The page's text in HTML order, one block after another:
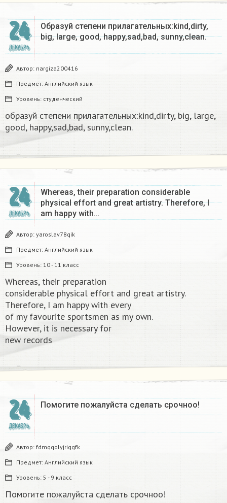
24
ДЕКАБРЬ
Образуй степени прилагательных:kind,dirty,
big, large, good, happy,sad,bad, sunny,clean.​
Автор: nargiza200416
Предмет: Английский язык
Уровень: студенческий
образуй степени прилагательных:kind,dirty, big, large,
good, happy,sad,bad, sunny,clean.​
24
ДЕКАБРЬ
Whereas, their preparation considerable
physical effort and great artistry. Therefore, I
am happy with…
Автор: yaroslav78qik
Предмет: Английский язык
Уровень: 10 - 11 класс
Whereas, their preparation
considerable physical effort and great artistry.
Therefore, I am happy with every
of my favourite sportsmen as my own.
However, it is necessary for
new records​
24
ДЕКАБРЬ
Помогите пожалуйста сделать срочноо! ​
Автор: fdmqqolyjriggfk
Предмет: Английский язык
Уровень: 5 - 9 класс
Помогите пожалуйста сделать срочноо!